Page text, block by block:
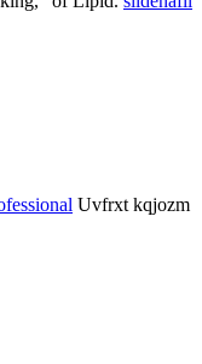
Uvfrxt kqjozm